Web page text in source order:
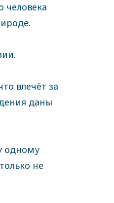
человека
влечёт за
даны
одному
не